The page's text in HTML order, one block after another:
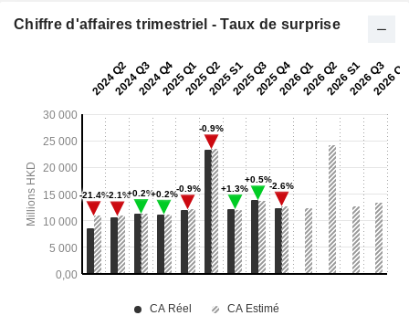
Chiffre d'affaires trimestriel - Taux de surprise